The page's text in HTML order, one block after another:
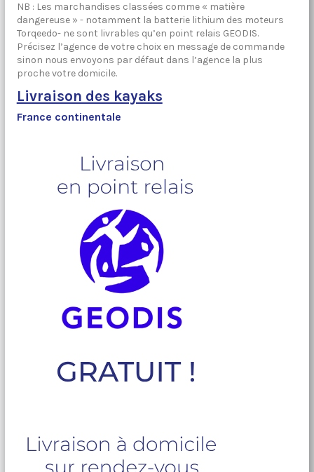
NB : Les marchandises classées comme « matière
dangereuse » - notamment la batterie lithium des moteurs
Torqeedo- ne sont livrables qu’en point relais GEODIS.
Précisez l’agence de votre choix en message de commande
sinon nous envoyons par défaut dans l’agence la plus
proche votre domicile.
Livraison des kayaks
France continentale